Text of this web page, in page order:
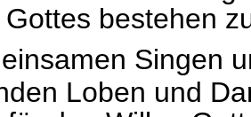
bestehen
Singen
Loben und